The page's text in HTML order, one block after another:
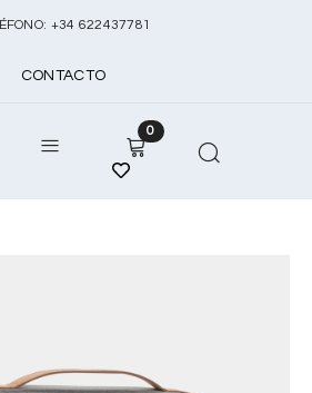
+34 622437781
CONTACTO
0